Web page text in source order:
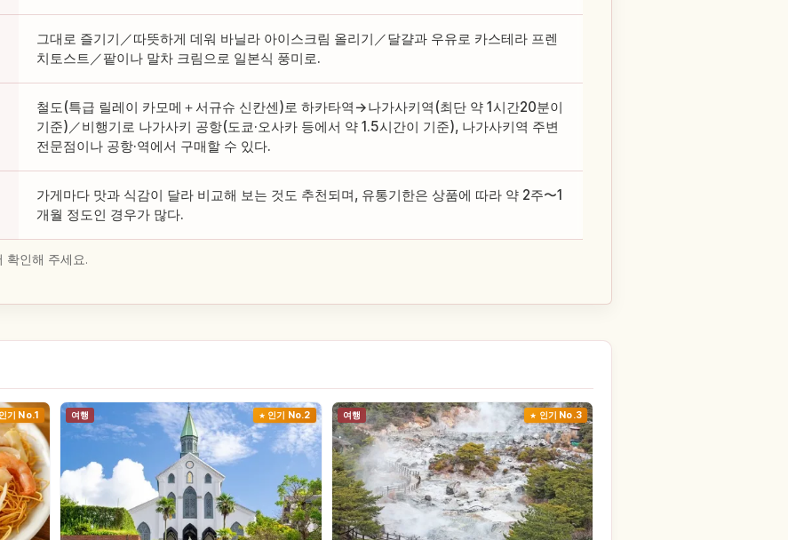
그대로 즐기기／따뜻하게 데워 바닐라 아이스크림 올리기／달걀과 우유로 카스테라 프렌
치토스트／팥이나 말차 크림으로 일본식 풍미로.
철도(특급 릴레이 카모메＋서규슈 신칸센)로 하카타역→나가사키역(최단 약 1시간20분이
기준)／비행기로 나가사키 공항(도쿄·오사카 등에서 약 1.5시간이 기준), 나가사키역 주변
전문점이나 공항·역에서 구매할 수 있다.
가게마다 맛과 식감이 달라 비교해 보는 것도 추천되며, 유통기한은 상품에 따라 약 2주〜1
개월 정도인 경우가 많다.
확인해 주세요.
인기 No.1 여행 인기 No.2 여행 인기 No.3